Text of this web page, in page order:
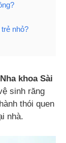
nhỏ?
Nha khoa Sài
sinh răng
thói quen
nhà.